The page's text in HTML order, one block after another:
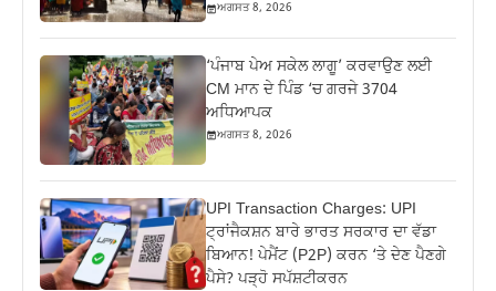
ਅਗਸਤ 8, 2026
‘ਪੰਜਾਬ ਪੇਅ ਸਕੇਲ ਲਾਗੂ’ ਕਰਵਾਉਣ ਲਈ
CM ਮਾਨ ਦੇ ਪਿੰਡ ‘ਚ ਗਰਜੇ 3704
ਅਧਿਆਪਕ
ਅਗਸਤ 8, 2026
UPI Transaction Charges: UPI
ਟ੍ਰਾਂਜੈਕਸ਼ਨ ਬਾਰੇ ਭਾਰਤ ਸਰਕਾਰ ਦਾ ਵੱਡਾ
ਬਿਆਨ! ਪੇਮੈਂਟ (P2P) ਕਰਨ ‘ਤੇ ਦੇਣ ਪੈਣਗੇ
ਪੈਸੇ? ਪੜ੍ਹੋ ਸਪੱਸ਼ਟੀਕਰਨ